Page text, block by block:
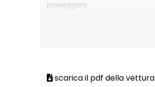
passeggero
scarica il pdf della vettura